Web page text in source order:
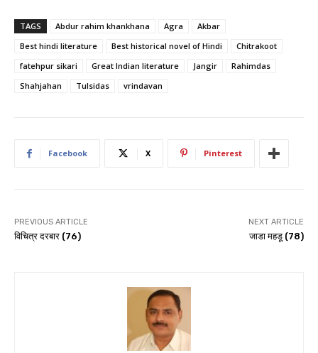
TAGS Abdur rahim khankhana Agra
Akbar
Best hindi literature
Best historical novel of Hindi
Chitrakoot
fatehpur sikari
Great Indian literature Jangir
Rahimdas
Shahjahan
Tulsidas vrindavan
Facebook X Pinterest
PREVIOUS ARTICLE
विचित्र दरबार (76)
NEXT ARTICLE
जाडा महडू (78)